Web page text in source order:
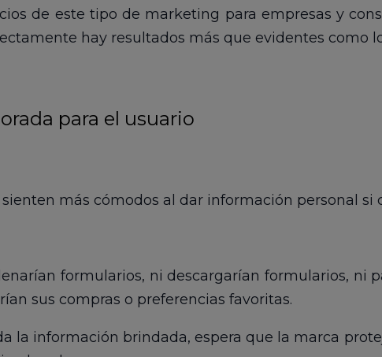
de este tipo de marketing para empresas y
hay resultados más que evidentes como
para el usuario
más cómodos al dar información personal si
formularios, ni descargarían formularios, ni
sus compras o preferencias favoritas.
la información brindada, espera que la marca